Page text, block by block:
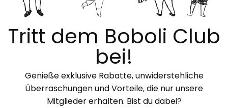
Tritt dem Boboli Club
bei!
Genieße exklusive Rabatte, unwiderstehliche
Überraschungen und Vorteile, die nur unsere
Mitglieder erhalten. Bist du dabei?